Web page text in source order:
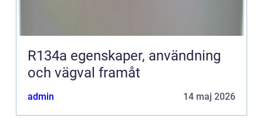
R134a egenskaper, användning
och vägval framåt
admin 14 maj 2026